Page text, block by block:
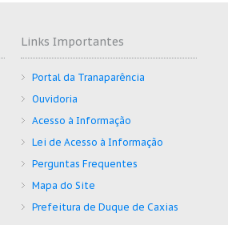
Links Importantes
Portal da Tranaparência
Ouvidoria
Acesso à Informação
Lei de Acesso à Informação
Perguntas Frequentes
Mapa do Site
Prefeitura de Duque de Caxias